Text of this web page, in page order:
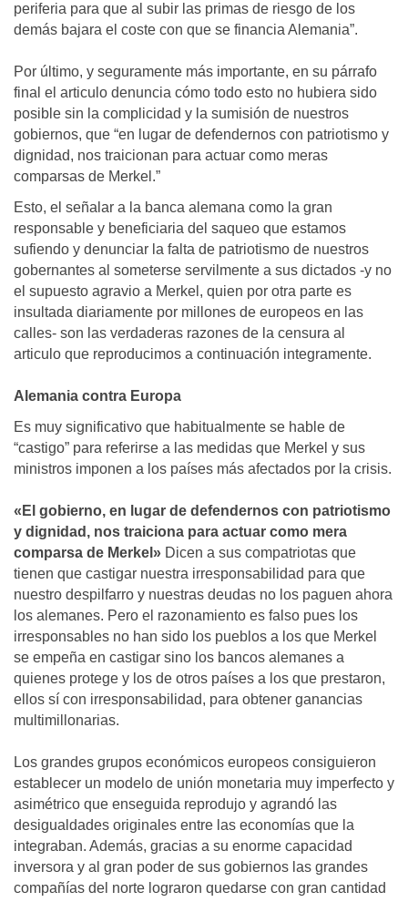
periferia para que al subir las primas de riesgo de los
demás bajara el coste con que se financia Alemania”.
Por último, y seguramente más importante, en su párrafo
final el articulo denuncia cómo todo esto no hubiera sido
posible sin la complicidad y la sumisión de nuestros
gobiernos, que “en lugar de defendernos con patriotismo y
dignidad, nos traicionan para actuar como meras
comparsas de Merkel.”
Esto, el señalar a la banca alemana como la gran
responsable y beneficiaria del saqueo que estamos
sufiendo y denunciar la falta de patriotismo de nuestros
gobernantes al someterse servilmente a sus dictados -y no
el supuesto agravio a Merkel, quien por otra parte es
insultada diariamente por millones de europeos en las
calles- son las verdaderas razones de la censura al
articulo que reproducimos a continuación integramente.
Alemania contra Europa
Es muy significativo que habitualmente se hable de
“castigo” para referirse a las medidas que Merkel y sus
ministros imponen a los países más afectados por la crisis.
«El gobierno, en lugar de defendernos con patriotismo
y dignidad, nos traiciona para actuar como mera
comparsa de Merkel» Dicen a sus compatriotas que
tienen que castigar nuestra irresponsabilidad para que
nuestro despilfarro y nuestras deudas no los paguen ahora
los alemanes. Pero el razonamiento es falso pues los
irresponsables no han sido los pueblos a los que Merkel
se empeña en castigar sino los bancos alemanes a
quienes protege y los de otros países a los que prestaron,
ellos sí con irresponsabilidad, para obtener ganancias
multimillonarias.
Los grandes grupos económicos europeos consiguieron
establecer un modelo de unión monetaria muy imperfecto y
asimétrico que enseguida reprodujo y agrandó las
desigualdades originales entre las economías que la
integraban. Además, gracias a su enorme capacidad
inversora y al gran poder de sus gobiernos las grandes
compañías del norte lograron quedarse con gran cantidad